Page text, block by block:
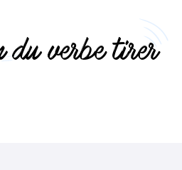
du verbe tirer